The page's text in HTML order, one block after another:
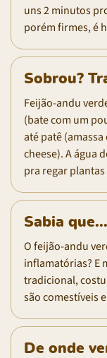
uns 2 minutos
porém firmes, é
Sobrou?
Feijão-andu
(bate com um
até patê
cheese). A água
pra regar
Sabia que...
O feijão-andu
inflamatórias? E
tradicional,
são comestíveis
De onde